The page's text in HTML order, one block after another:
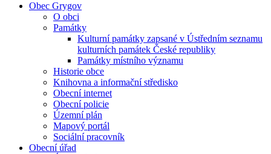
Obec Grygov
O obci
Památky
Kulturní památky zapsané v Ústředním seznamu
kulturních památek České republiky
Památky místního významu
Historie obce
Knihovna a informační středisko
Obecní internet
Obecní policie
Územní plán
Mapový portál
Sociální pracovník
Obecní úřad